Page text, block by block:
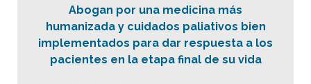
Abogan por una medicina más
humanizada y cuidados paliativos bien
implementados para dar respuesta a los
pacientes en la etapa final de su vida